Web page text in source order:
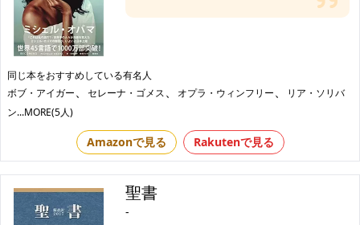
同じ本をおすすめしている有名人
ボブ・アイガー、 セレーナ・ゴメス、 オプラ・ウィンフリー、
リア・ソリバ
ン...MORE(5人)
Amazonで見る Rakutenで見る
聖書
-